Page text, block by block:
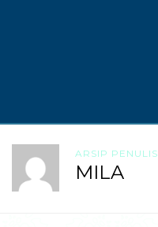
ARSIP PENULIS
MILA